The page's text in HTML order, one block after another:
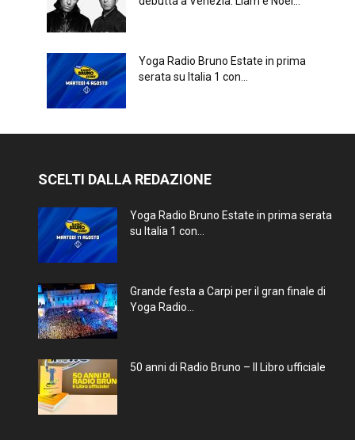
Yoga Radio Bruno Estate in prima
serata su Italia 1 con...
SCELTI DALLA REDAZIONE
Yoga Radio Bruno Estate in prima serata
su Italia 1 con...
Grande festa a Carpi per il gran finale di
Yoga Radio...
50 anni di Radio Bruno – Il Libro ufficiale